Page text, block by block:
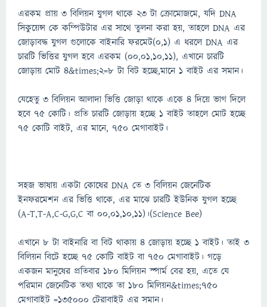
এরকম প্রায় ৩ বিলিয়ন যুগল থাকে ২৩ টা ক্রোমোজমে, যদি DNA
সিকুয়েন্স কে কম্পিউটার এর সাথে তুলনা করা হয়, তাহলে DNA এর
জোড়াবদ্ধ যুগল গুলোকে বাইনারি ফরমেট(0,1) এ ধরলে DNA এর
চারটি ভিত্তির যুগল হবে এরকম (00,01,10,11), এখানে চারটি
জোড়ায় মোট ৪&times;২=৮ টা বিট হচ্ছে,মানে ১ বাইট এর সমান।
যেহেতু ৩ বিলিয়ন আলাদা ভিত্তি জোড়া থাকে একে ৪ দিয়ে ভাগ দিলে
হবে ৭৫ কোটি। প্রতি চারটি জোড়ায় হচ্ছে ১ বাইট তাহলে মোট হচ্ছে
৭৫ কোটি বাইট, এর মানে, ৭৫০ মেগাবাইট।
সহজ ভাষায় একটা কোষের DNA তে ৩ বিলিয়ন জেনেটিক
ইনফরমেশন এর ভিত্তি থাকে, এর মাঝে চারটি ইউনিক যুগল হচ্ছে
(A-T,T-A,C-G,G,C বা 00,01,10,11)।(Science Bee)
এখানে ৮ টা বাইনারি বা বিট থাকায় ৪ জোড়ায় হচ্ছে ১ বাইট। তাই ৩
বিলিয়ন বিটে হচ্ছে ৭৫ কোটি বাইট বা ৭৫০ মেগাবাইট। গড়ে
একজন মানুষের প্রতিবার ১৮০ মিলিয়ন স্পার্ম বের হয়, এতে যে
পরিমান জেনেটিক তথ্য থাকে তা ১৮০ মিলিয়ন&times;৭৫০
মেগাবাইট =১৩৫০০০ টেরাবাইট এর সমান।